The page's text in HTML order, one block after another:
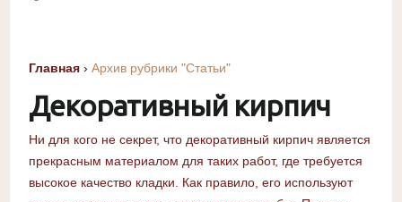
Главная › Архив рубрики "Статьи"
Декоративный кирпич
Ни для кого не секрет, что декоративный кирпич является
прекрасным материалом для таких работ, где требуется
высокое качество кладки. Как правило, его используют